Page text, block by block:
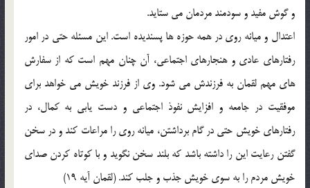
و گوش مفيد و سودمند مردمان مي ستايد.
اعتدال و ميانه روي در همه حوزه ها پسنديده است. اين مسئله حتي در امور
رفتارهاي عادي و هنجارهاي اجتماعي، آن چنان مهم است كه از سفارش
هاي مهم لقمان به فرزندش مي شود. وي از فرزند خويش مي خواهد براي
موفقيت در جامعه و افزايش نفوذ اجتماعي و دست يابي به كمال، در
رفتارهاي خويش حتي در گام برداشتن، ميانه روي را مراعات كند و در سخن
گفتن رعايت اين را داشته باشد كه بلند سخن نگويد و با كوتاه كردن صداي
خويش مردم را به سوي خويش جذب و جلب كند. (لقمان آيه 19)